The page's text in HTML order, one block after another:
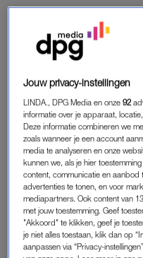
Treinpersoneel heeft
aantal
Schoppen, spugen,
het komt steeds vaker
Vorig jaar namen de
naar 1042. Dat meldtDe
TREINPERSONEEL
Uit cijfers van de NS blijkt
agressie in de treinen op
ging het in totaal nog om
aantal met bijna 400
Jouw privacy-instellingen
LINDA., DPG Media en onze92
informatie over je apparaat,
Deze informatie combineren we
zoals wanneer je een account
media te analyseren en onze
kunnen we, als je hier
content, communicatie en aanbod
advertenties te tonen, en voor
mediapartners. Ook content van
met jouw toestemming. Geef
"Akkoord" te klikken, geef je
je niet alles toestaan, klik dan op
aanpassen via “Privacy-